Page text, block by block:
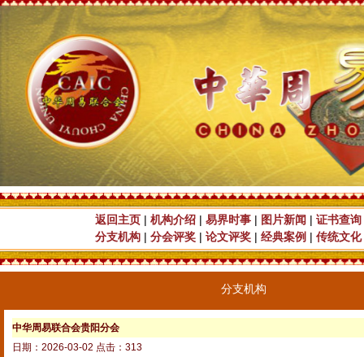
返回主页 | 机构介绍 | 易界时事 | 图片新闻 | 证书查询
分支机构 | 分会评奖 | 论文评奖 | 经典案例 | 传统文化
分支机构
中华周易联合会贵阳分会
日期：2026-03-02 点击：313